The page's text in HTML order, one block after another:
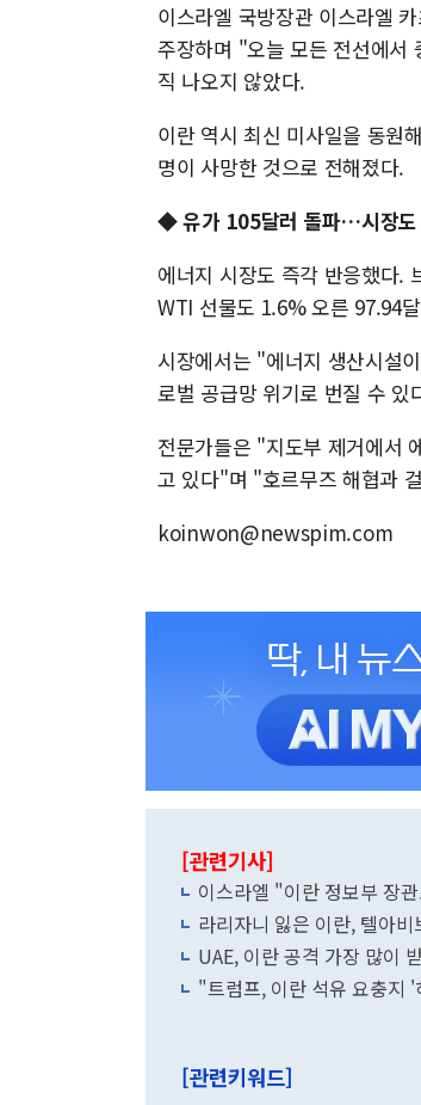
이스라엘 국방장관 이스라엘
주장하며 "오늘 모든 전선에서
직 나오지 않았다.
이란 역시 최신 미사일을 동원
명이 사망한 것으로 전해졌다.
◆유가 105달러 돌파…시장
에너지 시장도 즉각 반응했다.
WTI 선물도 1.6% 오른 97.94
시장에서는 "에너지 생산시설
로벌 공급망 위기로 번질 수
전문가들은 "지도부 제거에서
고 있다"며 "호르무즈 해협과
koinwon@newspim.com
[관련기사]
이스라엘 "이란 정보부 장
라리자니 잃은 이란, 텔아
UAE, 이란 공격 가장 많이
"트럼프, 이란 석유 요충지
[관련키워드]